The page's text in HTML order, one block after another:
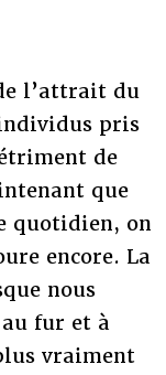
l’attrait du
pris
de
que
quotidien, on
encore. La
nous
fur et à
vraiment